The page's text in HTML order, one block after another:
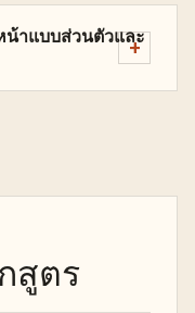
น้าแบบส่วนตัวและ
สูตร